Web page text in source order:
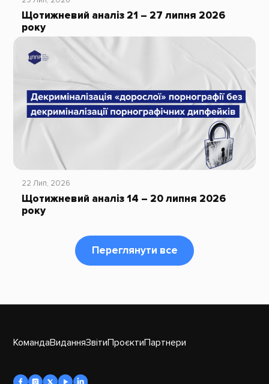
Щотижневий аналіз 21 – 27 липня 2026
року
22 Лип, 2026
Щотижневий аналіз 14 – 20 липня 2026
року
Переглянути все
КомандаВиданняЗвітиПроєктиПартнери